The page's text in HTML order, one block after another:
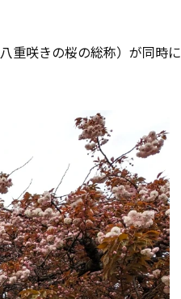
重咲きの桜の総称）が同時に